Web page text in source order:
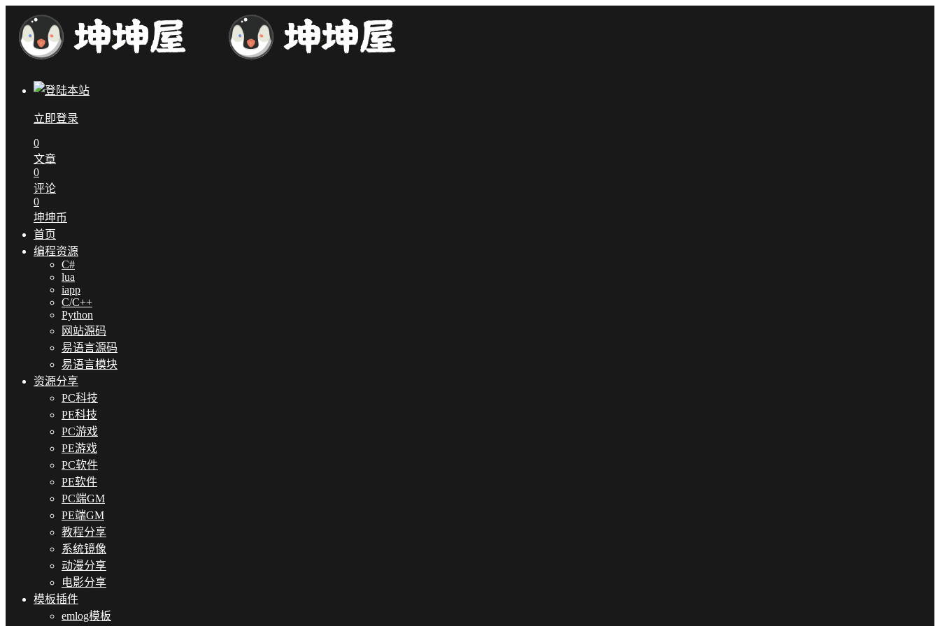
立即登录
0
文章
0
评论
0
坤坤币
首页
编程资源
C#
lua
iapp
C/C++
Python
网站源码
易语言源码
易语言模块
资源分享
PC科技
PE科技
PC游戏
PE游戏
PC软件
PE软件
PC端GM
PE端GM
教程分享
系统镜像
动漫分享
电影分享
模板插件
emlog模板